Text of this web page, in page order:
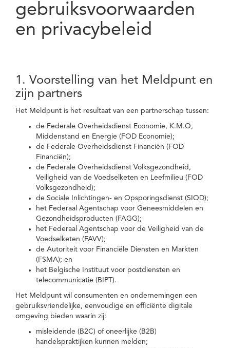
gebruiksvoorwaarden
en privacybeleid
1. Voorstelling van het Meldpunt en
zijn partners
Het Meldpunt is het resultaat van een partnerschap tussen:
de Federale Overheidsdienst Economie, K.M.O,
Middenstand en Energie (FOD Economie);
de Federale Overheidsdienst Financiën (FOD
Financiën);
de Federale Overheidsdienst Volksgezondheid,
Veiligheid van de Voedselketen en Leefmilieu (FOD
Volksgezondheid);
de Sociale Inlichtingen- en Opsporingsdienst (SIOD);
het Federaal Agentschap voor Geneesmiddelen en
Gezondheidsproducten (FAGG);
het Federaal Agentschap voor de Veiligheid van de
Voedselketen (FAVV);
de Autoriteit voor Financiële Diensten en Markten
(FSMA); en
het Belgische Instituut voor postdiensten en
telecommunicatie (BIPT).
Het Meldpunt wil consumenten en ondernemingen een
gebruiksvriendelijke, eenvoudige en efficiënte digitale
omgeving bieden waarin zij:
misleidende (B2C) of oneerlijke (B2B)
handelspraktijken kunnen melden;